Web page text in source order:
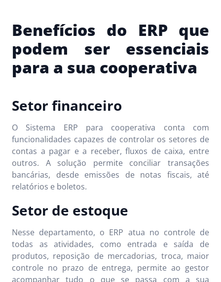
Benefícios do ERP que
podem ser essenciais
para a sua cooperativa
Setor financeiro
O Sistema ERP para cooperativa conta com
funcionalidades capazes de controlar os setores de
contas a pagar e a receber, fluxos de caixa, entre
outros. A solução permite conciliar transações
bancárias, desde emissões de notas fiscais, até
relatórios e boletos.
Setor de estoque
Nesse departamento, o ERP atua no controle de
todas as atividades, como entrada e saída de
produtos, reposição de mercadorias, troca, maior
controle no prazo de entrega, permite ao gestor
acompanhar tudo o que se passa com a sua